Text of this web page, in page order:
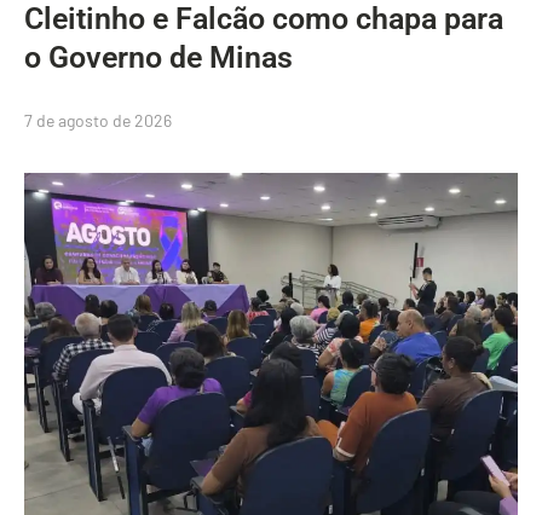
Cleitinho e Falcão como chapa para
o Governo de Minas
7 de agosto de 2026